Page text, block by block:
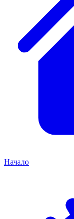
Начало